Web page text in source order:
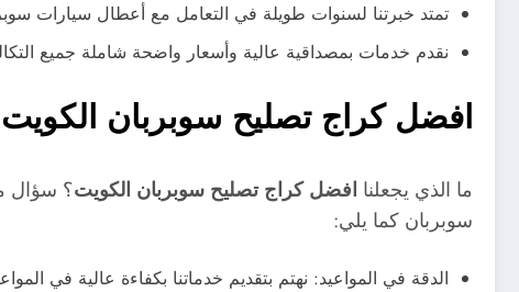
تمتد خبرتنا لسنوات طويلة في التعامل مع أعطال سيارات
نقدم خدمات بمصداقية عالية وأسعار واضحة شاملة جميع
افضل كراج تصليح سوبربان الكويت
ما الذي يجعلنا افضل كراج تصليح سوبربان الكويت؟ سؤال
سوبربان كما يلي:
الدقة في المواعيد: نهتم بتقديم خدماتنا بكفاءة عالية في